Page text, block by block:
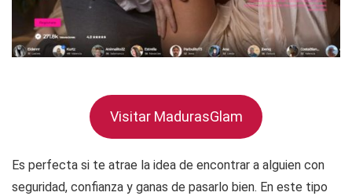
Visitar MadurasGlam
Es perfecta si te atrae la idea de encontrar a alguien con
seguridad, confianza y ganas de pasarlo bien. En este tipo